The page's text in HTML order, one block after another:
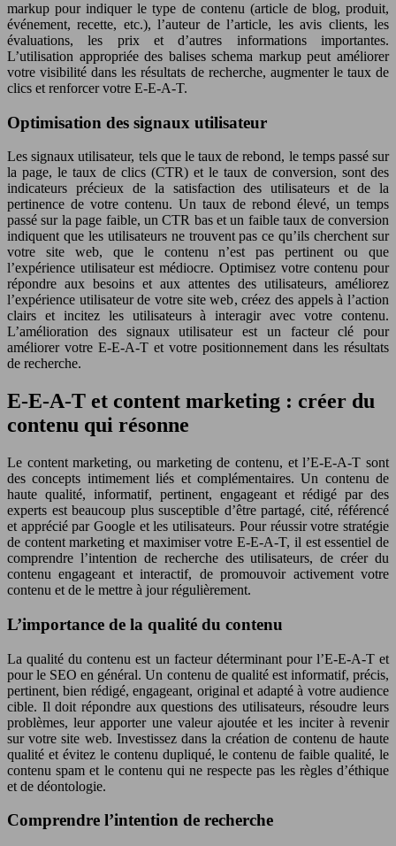
markup pour indiquer le type de contenu (article de blog, produit,
événement, recette, etc.), l’auteur de l’article, les avis clients, les
évaluations, les prix et d’autres informations importantes.
L’utilisation appropriée des balises schema markup peut améliorer
votre visibilité dans les résultats de recherche, augmenter le taux de
clics et renforcer votre E-E-A-T.
Optimisation des signaux utilisateur
Les signaux utilisateur, tels que le taux de rebond, le temps passé sur
la page, le taux de clics (CTR) et le taux de conversion, sont des
indicateurs précieux de la satisfaction des utilisateurs et de la
pertinence de votre contenu. Un taux de rebond élevé, un temps
passé sur la page faible, un CTR bas et un faible taux de conversion
indiquent que les utilisateurs ne trouvent pas ce qu’ils cherchent sur
votre site web, que le contenu n’est pas pertinent ou que
l’expérience utilisateur est médiocre. Optimisez votre contenu pour
répondre aux besoins et aux attentes des utilisateurs, améliorez
l’expérience utilisateur de votre site web, créez des appels à l’action
clairs et incitez les utilisateurs à interagir avec votre contenu.
L’amélioration des signaux utilisateur est un facteur clé pour
améliorer votre E-E-A-T et votre positionnement dans les résultats
de recherche.
E-E-A-T et content marketing : créer du
contenu qui résonne
Le content marketing, ou marketing de contenu, et l’E-E-A-T sont
des concepts intimement liés et complémentaires. Un contenu de
haute qualité, informatif, pertinent, engageant et rédigé par des
experts est beaucoup plus susceptible d’être partagé, cité, référencé
et apprécié par Google et les utilisateurs. Pour réussir votre stratégie
de content marketing et maximiser votre E-E-A-T, il est essentiel de
comprendre l’intention de recherche des utilisateurs, de créer du
contenu engageant et interactif, de promouvoir activement votre
contenu et de le mettre à jour régulièrement.
L’importance de la qualité du contenu
La qualité du contenu est un facteur déterminant pour l’E-E-A-T et
pour le SEO en général. Un contenu de qualité est informatif, précis,
pertinent, bien rédigé, engageant, original et adapté à votre audience
cible. Il doit répondre aux questions des utilisateurs, résoudre leurs
problèmes, leur apporter une valeur ajoutée et les inciter à revenir
sur votre site web. Investissez dans la création de contenu de haute
qualité et évitez le contenu dupliqué, le contenu de faible qualité, le
contenu spam et le contenu qui ne respecte pas les règles d’éthique
et de déontologie.
Comprendre l’intention de recherche